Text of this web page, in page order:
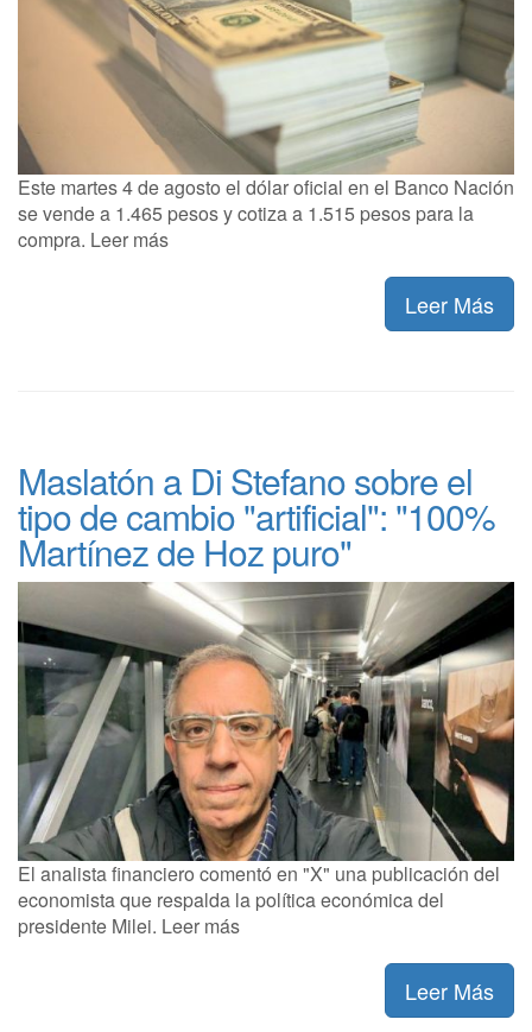
Este martes 4 de agosto el dólar oficial en el Banco Nación
se vende a 1.465 pesos y cotiza a 1.515 pesos para la
compra. Leer más
Leer Más
Maslatón a Di Stefano sobre el
tipo de cambio "artificial": "100%
Martínez de Hoz puro"
El analista financiero comentó en "X" una publicación del
economista que respalda la política económica del
presidente Milei. Leer más
Leer Más